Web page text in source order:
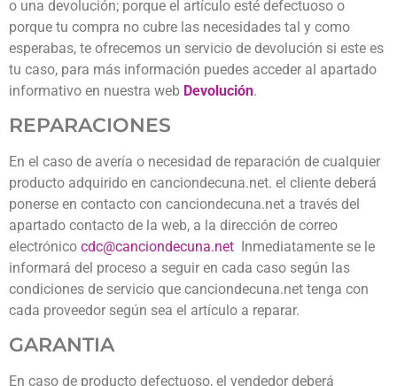
o una devolución; porque el artículo esté defectuoso o
porque tu compra no cubre las necesidades tal y como
esperabas, te ofrecemos un servicio de devolución si este es
tu caso, para más información puedes acceder al apartado
informativo en nuestra web Devolución.
REPARACIONES
En el caso de avería o necesidad de reparación de cualquier
producto adquirido en canciondecuna.net. el cliente deberá
ponerse en contacto con canciondecuna.net a través del
apartado contacto de la web, a la dirección de correo
electrónico cdc@canciondecuna.net Inmediatamente se le
informará del proceso a seguir en cada caso según las
condiciones de servicio que canciondecuna.net tenga con
cada proveedor según sea el artículo a reparar.
GARANTIA
En caso de producto defectuoso, el vendedor deberá